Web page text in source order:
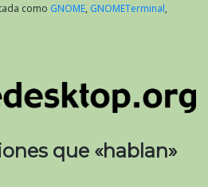
como GNOME, GNOMETerminal,
que «hablan»